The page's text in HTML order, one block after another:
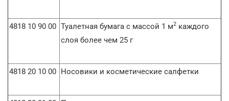
4818 10 90 00 Туалетная бумага с массой 1 м2 каждого
слоя более чем 25 г
4818 20 10 00 Носовики и косметические салфетки